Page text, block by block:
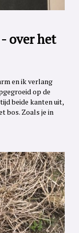
over het
en ik verlang
op de
beide kanten uit,
bos. Zoals je in